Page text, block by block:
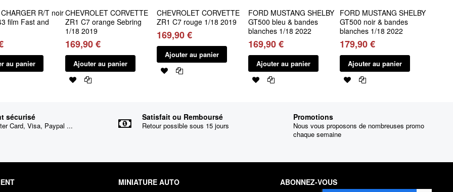
R/T noir
film Fast and
au panier
CHEVROLET CORVETTE
ZR1 C7 orange Sebring
1/18 2019
169,90 €
Ajouter au panier
CHEVROLET CORVETTE
ZR1 C7 rouge 1/18 2019
169,90 €
Ajouter au panier
FORD MUSTANG SHELBY
GT500 bleu & bandes
blanches 1/18 2022
169,90 €
Ajouter au panier
FORD MUSTANG SHELBY
GT500 noir & bandes
blanches 1/18 2022
179,90 €
Ajouter au panier
sécurisé
Card, Visa, Paypal ...
Satisfait ou Remboursé
Retour possible sous 15 jours
Promotions
Nous vous proposons de nombreuses promo
chaque semaine
MINIATURE AUTO ABONNEZ-VOUS